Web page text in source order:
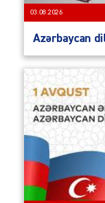
03.08.2026
Azərbaycan